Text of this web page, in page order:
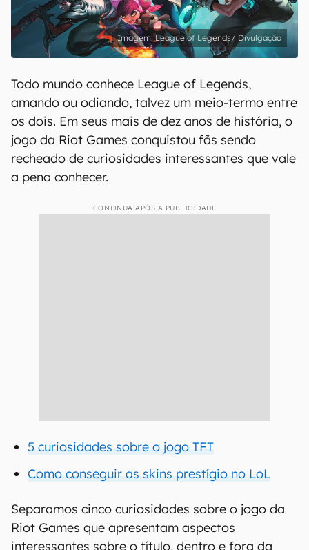
League of Legends/ Divulgação
Todo mundo conhece League of Legends,
amando ou odiando, talvez um meio-termo entre
os dois. Em seus mais de dez anos de história, o
jogo da Riot Games conquistou fãs sendo
recheado de curiosidades interessantes que vale
a pena conhecer.
CONTINUA APÓS A PUBLICIDADE
5 curiosidades sobre o jogo TFT
Como conseguir as skins prestígio no LoL
Separamos cinco curiosidades sobre o jogo da
Riot Games que apresentam aspectos
interessantes sobre o título, dentro e fora da